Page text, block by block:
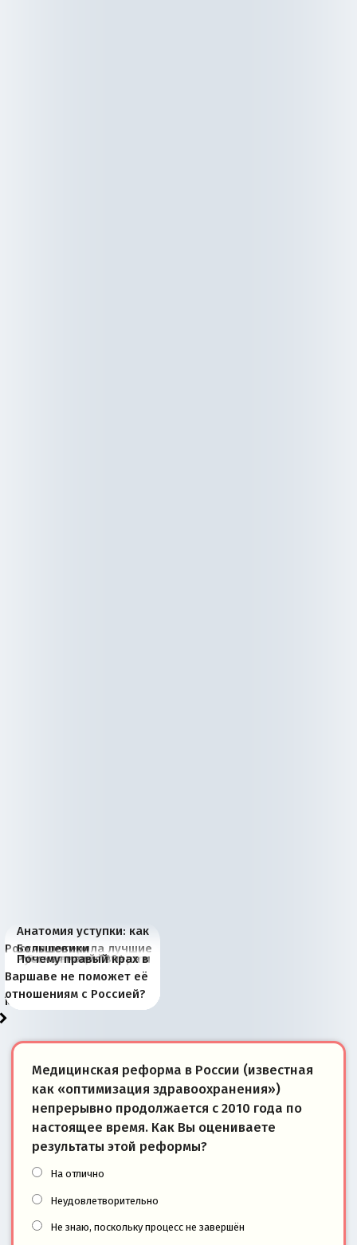
Анатомия уступки: как
Россия потеряла лучшие
рыбопромысловые
районы Баренцева
моря
Большевики
отличаются от «Яблока»
тем, что они -
победители
Киевская марионетка
Запада рассказала о
«переобувании» хозяев
В России назрели
перемены: 15 шагов к
суверенной экономике
Миграционный пожар
Европы
Россия начинает
сбрасывать балласт
Анкориджа
Россия зимой 1904
года: первые уступки во
внутренней политике
Русская нация вчера и
сегодня
Почему правый крах в
Варшаве не поможет её
отношениям с Россией?
Медицинская реформа в России (известная
как «оптимизация здравоохранения»)
непрерывно продолжается с 2010 года по
настоящее время. Как Вы оцениваете
результаты этой реформы?
На отлично
Неудовлетворительно
Не знаю, поскольку процесс не завершён